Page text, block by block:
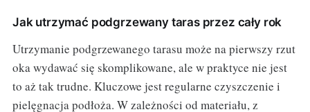
Jak utrzymać podgrzewany taras przez cały rok
Utrzymanie podgrzewanego tarasu może na pierwszy rzut
oka wydawać się skomplikowane, ale w praktyce nie jest
to aż tak trudne. Kluczowe jest regularne czyszczenie i
pielęgnacja podłoża. W zależności od materiału, z